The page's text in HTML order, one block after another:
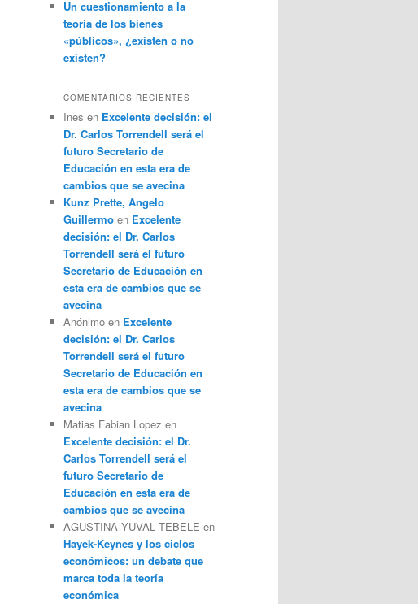
Un cuestionamiento a la
teoría de los bienes
«públicos», ¿existen o no
existen?
COMENTARIOS RECIENTES
Ines en Excelente decisión: el
Dr. Carlos Torrendell será el
futuro Secretario de
Educación en esta era de
cambios que se avecina
Kunz Prette, Angelo
Guillermo en Excelente
decisión: el Dr. Carlos
Torrendell será el futuro
Secretario de Educación en
esta era de cambios que se
avecina
Anónimo en Excelente
decisión: el Dr. Carlos
Torrendell será el futuro
Secretario de Educación en
esta era de cambios que se
avecina
Matias Fabian Lopez en
Excelente decisión: el Dr.
Carlos Torrendell será el
futuro Secretario de
Educación en esta era de
cambios que se avecina
AGUSTINA YUVAL TEBELE en
Hayek-Keynes y los ciclos
económicos: un debate que
marca toda la teoría
económica